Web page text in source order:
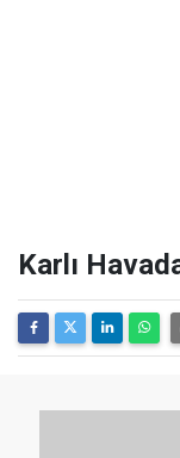
Karlı